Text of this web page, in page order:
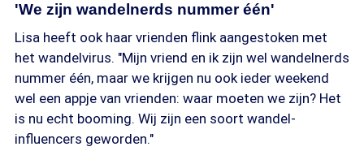
'We zijn wandelnerds nummer één'
Lisa heeft ook haar vrienden flink aangestoken met
het wandelvirus. "Mijn vriend en ik zijn wel wandelnerds
nummer één, maar we krijgen nu ook ieder weekend
wel een appje van vrienden: waar moeten we zijn? Het
is nu echt booming. Wij zijn een soort wandel-
influencers geworden."